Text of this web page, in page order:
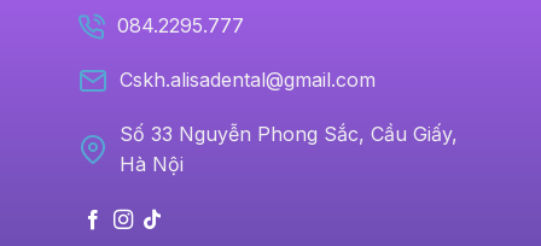
084.2295.777
Cskh.alisadental@gmail.com
Số 33 Nguyễn Phong Sắc, Cầu Giấy,
Hà Nội